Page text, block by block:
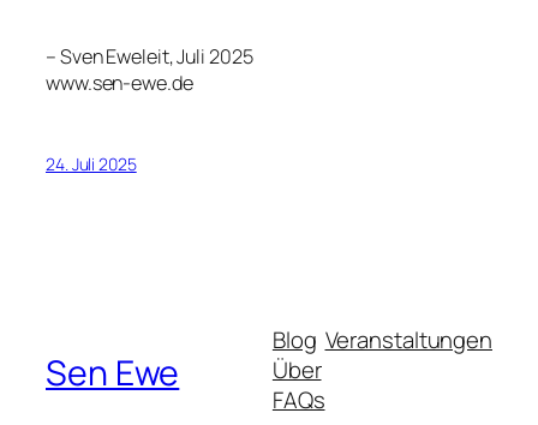
– Sven Eweleit, Juli 2025
www.sen-ewe.de
24. Juli 2025
Sen Ewe
Blog
Über
FAQs
Veranstaltungen